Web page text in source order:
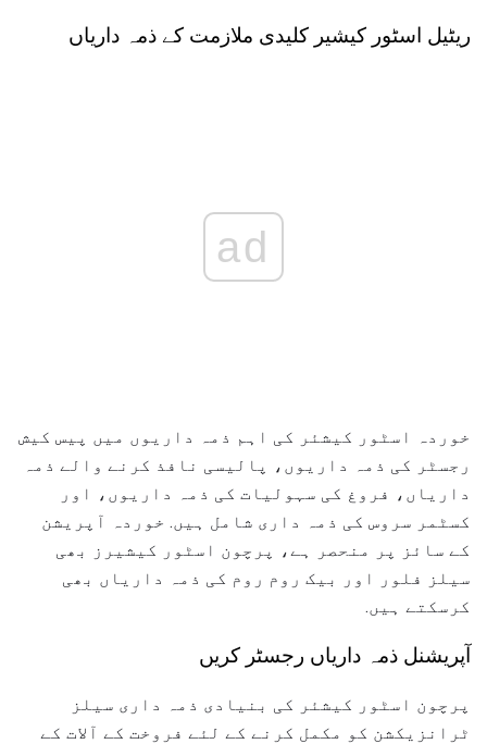
ریٹیل اسٹور کیشیر کلیدی ملازمت کے ذمہ داریاں
ad
خوردہ اسٹور کیشئر کی اہم ذمہ داریوں میں پیس کیش
رجسٹر کی ذمہ داریوں، پالیسی نافذ کرنے والے ذمہ
داریاں، فروغ کی سہولیات کی ذمہ داریوں، اور
کسٹمر سروس کی ذمہ داری شامل ہیں. خوردہ آپریشن
کے سائز پر منحصر ہے، پرچون اسٹور کیشیرز بھی
سیلز فلور اور بیک روم روم کی ذمہ داریاں بھی
کرسکتے ہیں.
آپریشنل ذمہ داریاں رجسٹر کریں
پرچون اسٹور کیشئر کی بنیادی ذمہ داری سیلز
ٹرانزیکشن کو مکمل کرنے کے لئے فروخت کے آلات کے